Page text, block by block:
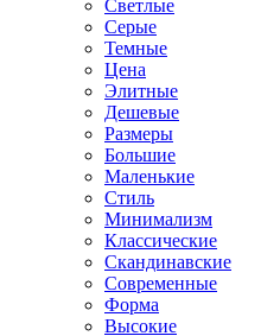
Светлые
Серые
Темные
Цена
Элитные
Дешевые
Размеры
Большие
Маленькие
Стиль
Минимализм
Классические
Скандинавские
Современные
Форма
Высокие